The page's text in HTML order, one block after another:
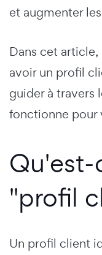
et augmenter
Dans cet
avoir un profil
guider à travers
fonctionne pour
"profil
Un profil client